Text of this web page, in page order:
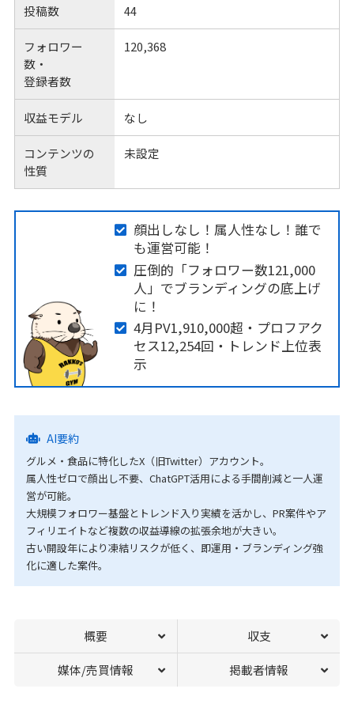
投稿数 44
フォロワー
数・
登録者数
120,368
収益モデル なし
コンテンツの
性質
未設定
顔出しなし！属人性なし！誰で
も運営可能！
圧倒的「フォロワー数121,000
人」でブランディングの底上げ
に！
4月PV1,910,000超・プロフアク
セス12,254回・トレンド上位表
示
AI要約
グルメ・食品に特化したX（旧Twitter）アカウント。
属人性ゼロで顔出し不要、ChatGPT活用による手間削減と一人運
営が可能。
大規模フォロワー基盤とトレンド入り実績を活かし、PR案件やア
フィリエイトなど複数の収益導線の拡張余地が大きい。
古い開設年により凍結リスクが低く、即運用・ブランディング強
化に適した案件。
概要 収支
媒体/売買情報 掲載者情報